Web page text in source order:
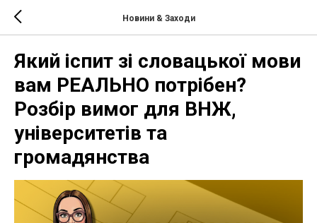
Новини & Заходи
Який іспит зі словацької мови
вам РЕАЛЬНО потрібен?
Розбір вимог для ВНЖ,
університетів та
громадянства